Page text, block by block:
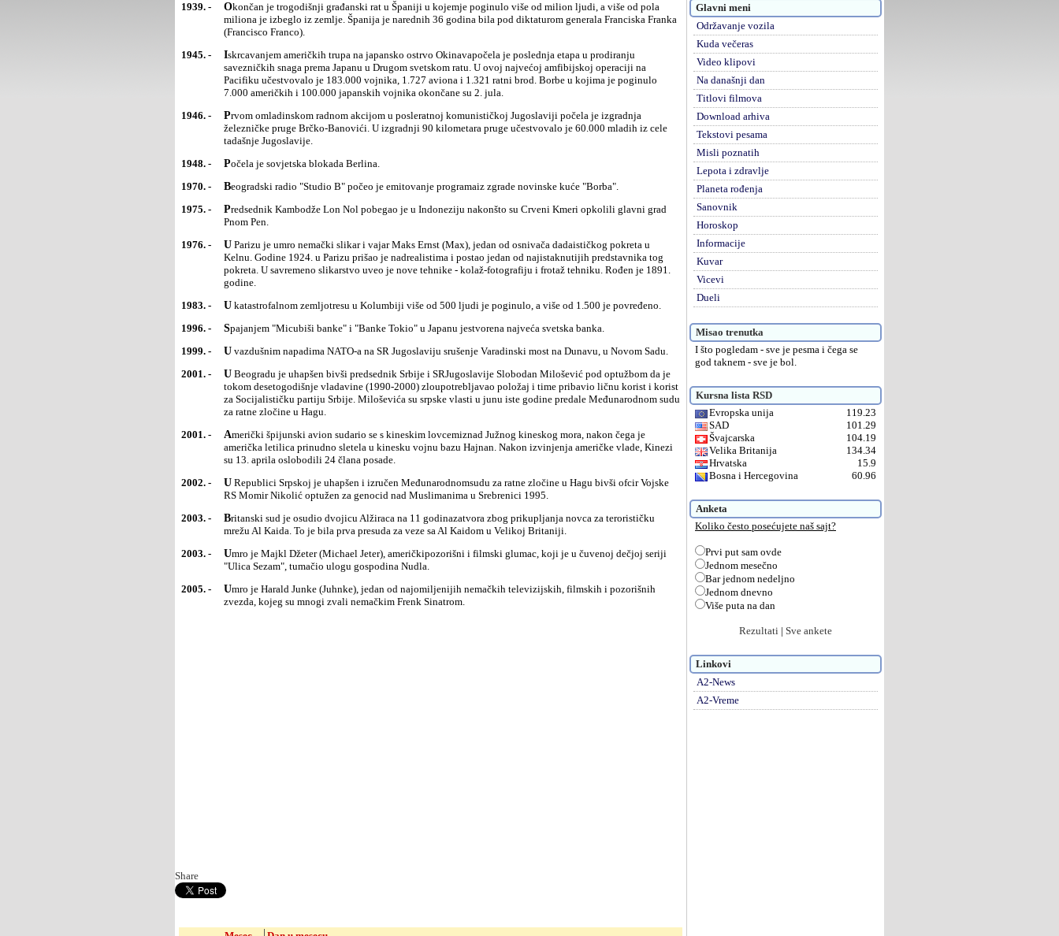
1939. -
Okončan je trogodišnji građanski rat u Španiji u kojemje poginulo više od milion ljudi, a više od pola
miliona je izbeglo iz zemlje. Španija je narednih 36 godina bila pod diktaturom generala Franciska Franka
(Francisco Franco).
1945. -
Iskrcavanjem američkih trupa na japansko ostrvo Okinavapočela je poslednja etapa u prodiranju
savezničkih snaga prema Japanu u Drugom svetskom ratu. U ovoj najvećoj amfibijskoj operaciji na
Pacifiku učestvovalo je 183.000 vojnika, 1.727 aviona i 1.321 ratni brod. Borbe u kojima je poginulo
7.000 američkih i 100.000 japanskih vojnika okončane su 2. jula.
1946. -
Prvom omladinskom radnom akcijom u posleratnoj komunističkoj Jugoslaviji počela je izgradnja
železničke pruge Brčko-Banovići. U izgradnji 90 kilometara pruge učestvovalo je 60.000 mladih iz cele
tadašnje Jugoslavije.
1948. -
Počela je sovjetska blokada Berlina.
1970. -
Beogradski radio "Studio B" počeo je emitovanje programaiz zgrade novinske kuće "Borba".
1975. -
Predsednik Kambodže Lon Nol pobegao je u Indoneziju nakonšto su Crveni Kmeri opkolili glavni grad
Pnom Pen.
1976. -
U Parizu je umro nemački slikar i vajar Maks Ernst (Max), jedan od osnivača dadaističkog pokreta u
Kelnu. Godine 1924. u Parizu prišao je nadrealistima i postao jedan od najistaknutijih predstavnika tog
pokreta. U savremeno slikarstvo uveo je nove tehnike - kolaž-fotografiju i frotaž tehniku. Rođen je 1891.
godine.
1983. -
U katastrofalnom zemljotresu u Kolumbiji više od 500 ljudi je poginulo, a više od 1.500 je povređeno.
1996. -
Spajanjem "Micubiši banke" i "Banke Tokio" u Japanu jestvorena najveća svetska banka.
1999. -
U vazdušnim napadima NATO-a na SR Jugoslaviju srušenje Varadinski most na Dunavu, u Novom Sadu.
2001. -
U Beogradu je uhapšen bivši predsednik Srbije i SRJugoslavije Slobodan Milošević pod optužbom da je
tokom desetogodišnje vladavine (1990-2000) zloupotrebljavao položaj i time pribavio ličnu korist i korist
za Socijalističku partiju Srbije. Miloševića su srpske vlasti u junu iste godine predale Međunarodnom sudu
za ratne zločine u Hagu.
2001. -
Američki špijunski avion sudario se s kineskim lovcemiznad Južnog kineskog mora, nakon čega je
američka letilica prinudno sletela u kinesku vojnu bazu Hajnan. Nakon izvinjenja američke vlade, Kinezi
su 13. aprila oslobodili 24 člana posade.
2002. -
U Republici Srpskoj je uhapšen i izručen Međunarodnomsudu za ratne zločine u Hagu bivši ofcir Vojske
RS Momir Nikolić optužen za genocid nad Muslimanima u Srebrenici 1995.
2003. -
Britanski sud je osudio dvojicu Alžiraca na 11 godinazatvora zbog prikupljanja novca za terorističku
mrežu Al Kaida. To je bila prva presuda za veze sa Al Kaidom u Velikoj Britaniji.
2003. -
Umro je Majkl Džeter (Michael Jeter), američkipozorišni i filmski glumac, koji je u čuvenoj dečjoj seriji
"Ulica Sezam", tumačio ulogu gospodina Nudla.
2005. -
Umro je Harald Junke (Juhnke), jedan od najomiljenijih nemačkih televizijskih, filmskih i pozorišnih
zvezda, kojeg su mnogi zvali nemačkim Frenk Sinatrom.
Share
Glavni meni
Održavanje vozila
Kuda večeras
Video klipovi
Na današnji dan
Titlovi filmova
Download arhiva
Tekstovi pesama
Misli poznatih
Lepota i zdravlje
Planeta rođenja
Sanovnik
Horoskop
Informacije
Kuvar
Vicevi
Dueli
Misao trenutka
I što pogledam - sve je pesma i čega se
god taknem - sve je bol.
Kursna lista RSD
Evropska unija
119.23
SAD
101.29
Švajcarska
104.19
Velika Britanija
134.34
Hrvatska
15.9
Bosna i Hercegovina
60.96
Anketa
Koliko često posećujete naš sajt?
Prvi put sam ovde
Jednom mesečno
Bar jednom nedeljno
Jednom dnevno
Više puta na dan
Rezultati | Sve ankete
Linkovi
A2-News
A2-Vreme